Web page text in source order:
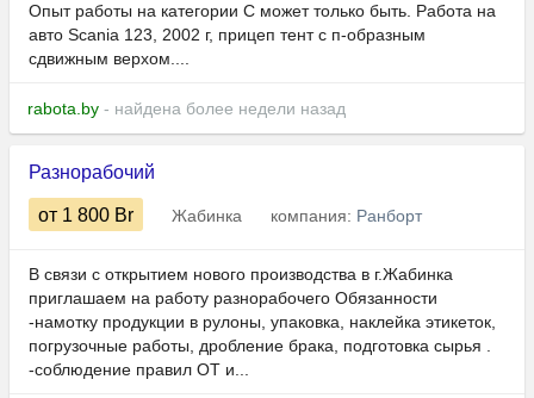
Опыт работы на категории C может только быть. Работа на
авто Scania 123, 2002 г, прицеп тент с п-образным
сдвижным верхом....
rabota.by - найдена более недели назад
Разнорабочий
от 1 800 Br Жабинка компания: Ранборт
В связи с открытием нового производства в г.Жабинка
приглашаем на работу разнорабочего Обязанности
-намотку продукции в рулоны, упаковка, наклейка этикеток,
погрузочные работы, дробление брака, подготовка сырья .
-соблюдение правил ОТ и...